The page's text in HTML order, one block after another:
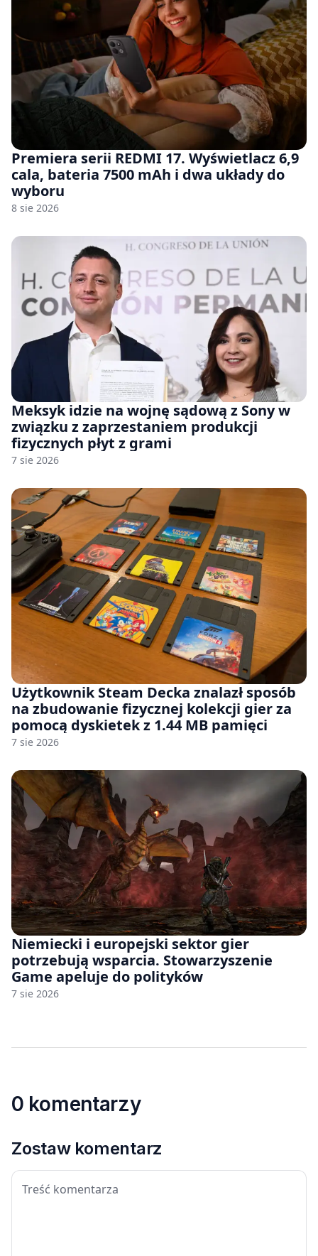
Premiera serii REDMI 17. Wyświetlacz 6,9
cala, bateria 7500 mAh i dwa układy do
wyboru
8 sie 2026
Meksyk idzie na wojnę sądową z Sony w
związku z zaprzestaniem produkcji
fizycznych płyt z grami
7 sie 2026
Użytkownik Steam Decka znalazł sposób
na zbudowanie fizycznej kolekcji gier za
pomocą dyskietek z 1.44 MB pamięci
7 sie 2026
Niemiecki i europejski sektor gier
potrzebują wsparcia. Stowarzyszenie
Game apeluje do polityków
7 sie 2026
0 komentarzy
Zostaw komentarz